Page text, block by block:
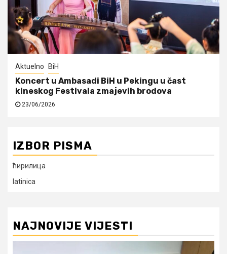
Aktuelno BiH
Koncert u Ambasadi BiH u Pekingu u čast
kineskog Festivala zmajevih brodova
23/06/2026
IZBOR PISMA
ћирилица
latinica
NAJNOVIJE VIJESTI